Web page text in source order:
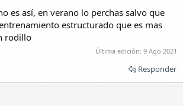
es así, en verano lo perchas salvo que
estructurado que es mas
rodillo
Última edición: 9 Ago 2021
Responder